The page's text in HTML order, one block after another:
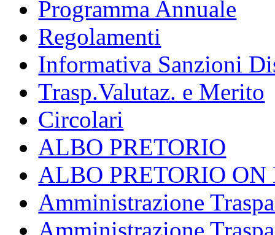
Programma Annuale
Regolamenti
Informativa Sanzioni
Trasp.Valutaz. e Merito
Circolari
ALBO PRETORIO
ALBO PRETORIO
Amministrazione